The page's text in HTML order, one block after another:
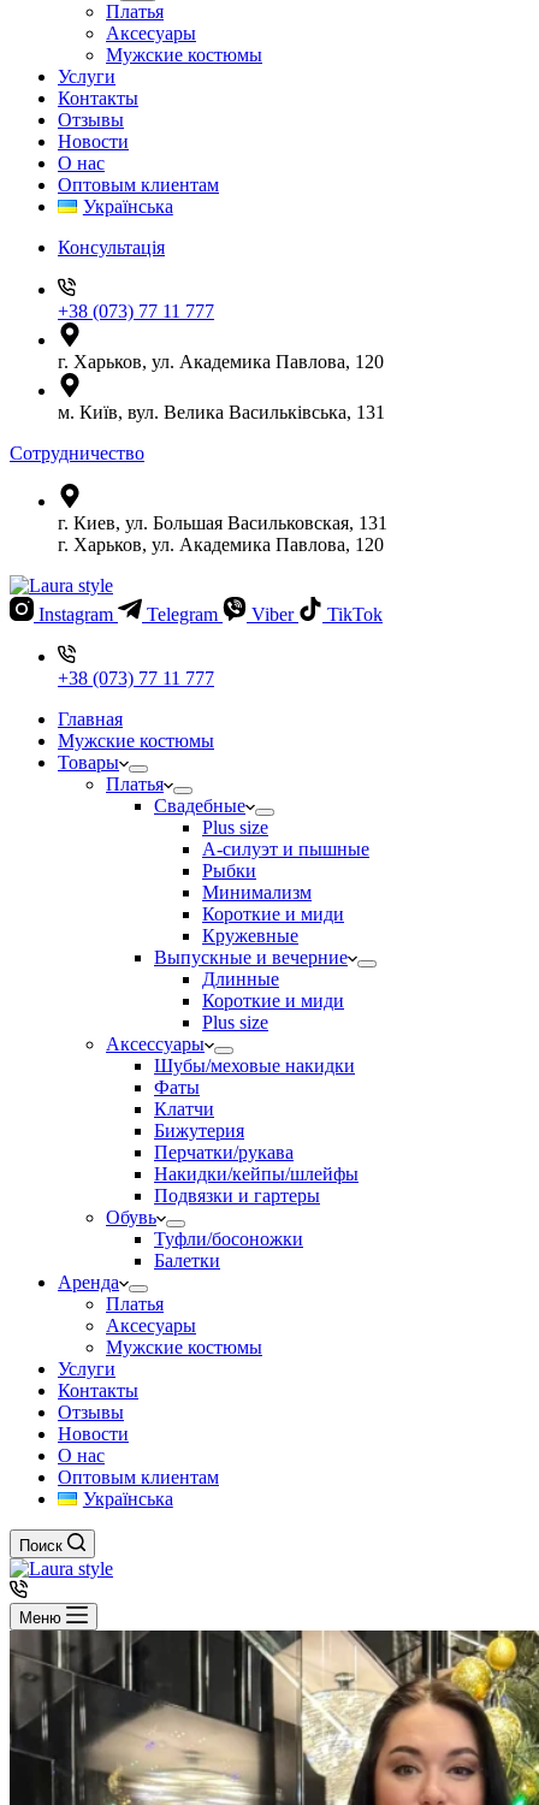
Платья
Аксесуары
Мужские костюмы
Услуги
Контакты
Отзывы
Новости
О нас
Оптовым клиентам
Українська
Консультація
+38 (073) 77 11 777
г. Харьков, ул. Академика Павлова, 120
м. Київ, вул. Велика Васильківська, 131
Сотрудничество
г. Киев, ул. Большая Васильковская, 131
г. Харьков, ул. Академика Павлова, 120
Instagram Telegram Viber TikTok
+38 (073) 77 11 777
Главная
Мужские костюмы
Товары
Платья
Свадебные
Plus size
А-силуэт и пышные
Рыбки
Минимализм
Короткие и миди
Кружевные
Выпускные и вечерние
Длинные
Короткие и миди
Plus size
Аксессуары
Шубы/меховые накидки
Фаты
Клатчи
Бижутерия
Перчатки/рукава
Накидки/кейпы/шлейфы
Подвязки и гартеры
Обувь
Туфли/босоножки
Балетки
Аренда
Платья
Аксесуары
Мужские костюмы
Услуги
Контакты
Отзывы
Новости
О нас
Оптовым клиентам
Українська
Поиск
Меню